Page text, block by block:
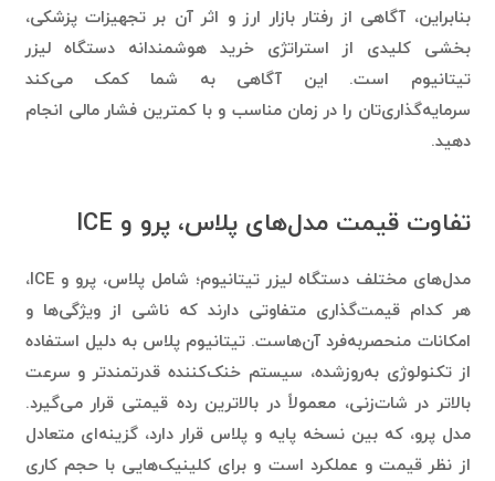
بخشی کلیدی از استراتژی خرید هوشمندانه دستگاه لیزر
تیتانیوم است. این آگاهی به شما کمک می‌کند
سرمایه‌گذاری‌تان را در زمان مناسب و با کمترین فشار مالی انجام
دهید.
هر کدام قیمت‌گذاری متفاوتی دارند که ناشی از ویژگی‌ها و
امکانات منحصربه‌فرد آن‌هاست. تیتانیوم پلاس به دلیل استفاده
از تکنولوژی به‌روزشده، سیستم خنک‌کننده قدرتمندتر و سرعت
بالاتر در شات‌زنی، معمولاً در بالاترین رده قیمتی قرار می‌گیرد.
مدل پرو، که بین نسخه پایه و پلاس قرار دارد، گزینه‌ای متعادل
از نظر قیمت و عملکرد است و برای کلینیک‌هایی با حجم کاری
متوسط جذابیت زیادی دارد.